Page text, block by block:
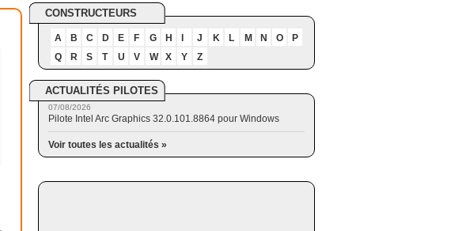
CONSTRUCTEURS
A B C D E F G H J K L M N O
P
Q
R S T U V W X Y Z
ACTUALITÉS PILOTES
07/08/2026
Pilote Intel Arc Graphics 32.0.101.8864 pour Windows
Voir toutes les actualités »